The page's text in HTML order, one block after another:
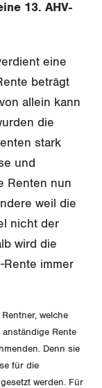
13. AHV-
eine
beträgt
allein kann
die
stark
und
Renten nun
weil die
nicht der
wird die
Rente immer
welche
Rente
Denn sie
für die
werden. Für